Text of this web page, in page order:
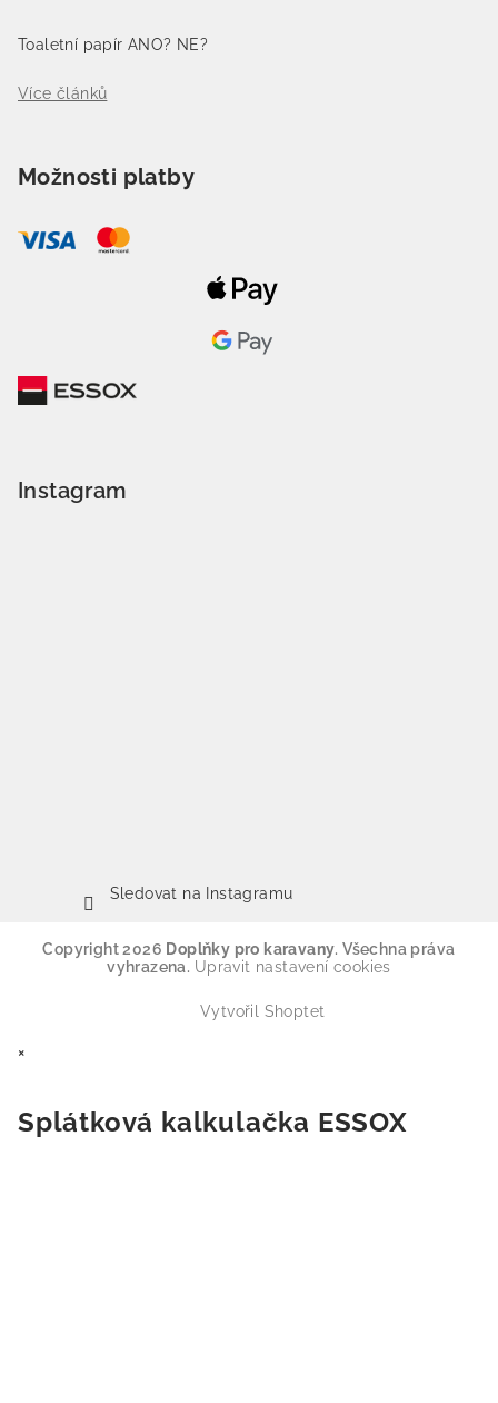
Toaletní papír ANO? NE?
Více článků
Možnosti platby
Instagram
Sledovat na Instagramu
Copyright 2026 Doplňky pro karavany. Všechna práva
vyhrazena. Upravit nastavení cookies
Vytvořil Shoptet
×
Splátková kalkulačka ESSOX